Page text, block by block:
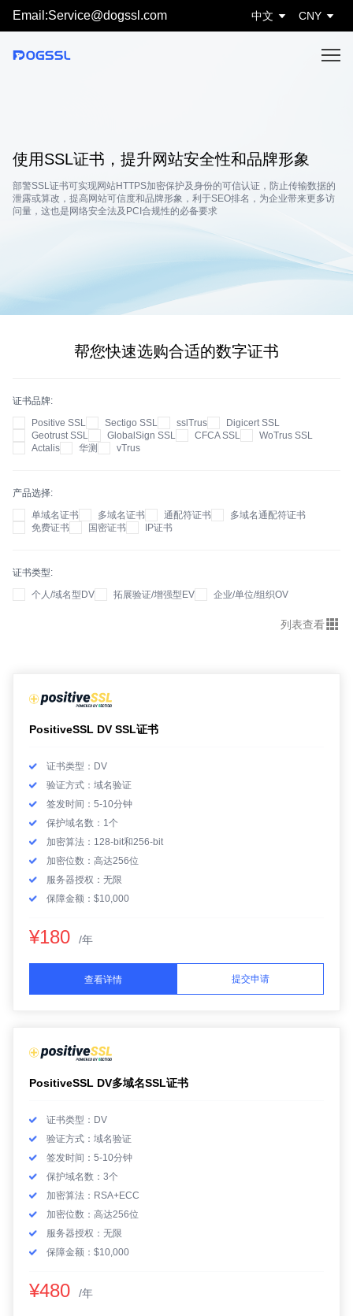
Email:Service@dogssl.com 中文 CNY
使用SSL证书，提升网站安全性和品牌形象
部警SSL证书可实现网站HTTPS加密保护及身份的可信认证，防止传输数据的
泄露或算改，提高网站可信度和品牌形象，利于SEO排名，为企业带来更多访
问量，这也是网络安全法及PCI合规性的必备要求
帮您快速选购合适的数字证书
证书品牌
Positive SSL
Sectigo SSL sslTrus
Digicert SSL
Geotrust SSL
GlobalSign SSL CFCA SSL
WoTrus SSL
Actalis
华测 vTrus
产品选择
单域名证书
多域名证书 通配符证书
多域名通配符证书
免费证书
国密证书 IP证书
证书类型
个人/域名型DV
拓展验证/增强型EV 企业/单位/组织OV
列表查看
PositiveSSL DV SSL证书
证书类型：DV
验证方式：域名验证
签发时间：5-10分钟
保护域名数：1个
加密算法：128-bit和256-bit
加密位数：高达256位
服务器授权：无限
保障金额：$10,000
¥180 /年
查看详情 提交申请
PositiveSSL DV多域名SSL证书
证书类型：DV
验证方式：域名验证
签发时间：5-10分钟
保护域名数：3个
加密算法：RSA+ECC
加密位数：高达256位
服务器授权：无限
保障金额：$10,000
¥480 /年